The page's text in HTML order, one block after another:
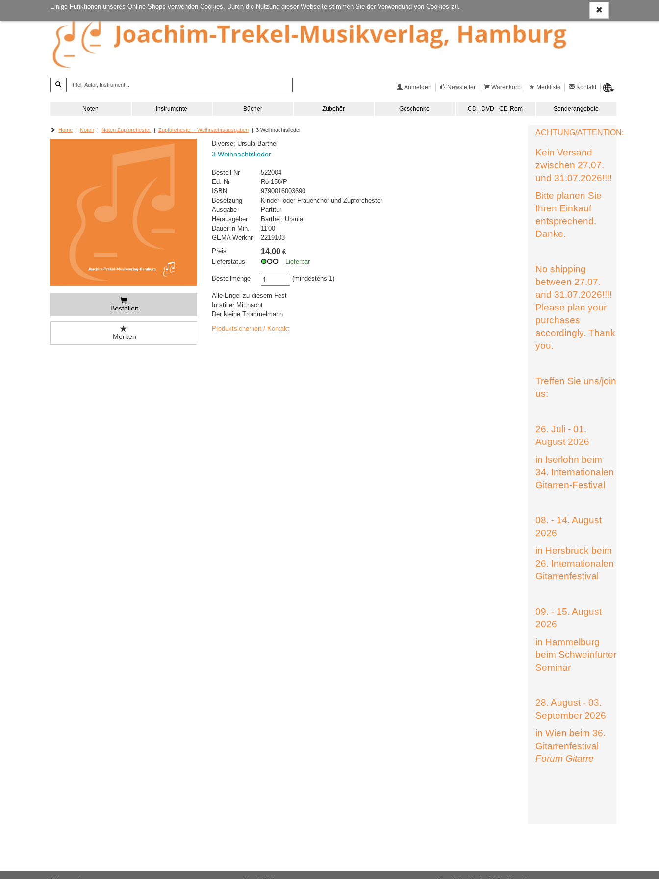
Einige Funktionen unseres Online-Shops verwenden Cookies. Durch die Nutzung dieser Webseite stimmen Sie der Verwendung von Cookies zu.
Anmelden Newsletter Warenkorb Merkliste Kontakt
Noten Instrumente Bücher Zubehör Geschenke CD - DVD - CD-Rom Sonderangebote
Home | Noten | Noten Zupforchester | Zupforchester - Weihnachtsausgaben | 3 Weihnachtslieder
Bestellen
Merken
Diverse; Ursula Barthel
3 Weihnachtslieder
Bestell-Nr
522004
Ed.-Nr
Rö 158/P
ISBN
9790016003690
Besetzung
Kinder- oder Frauenchor und Zupforchester
Ausgabe
Partitur
Herausgeber
Barthel, Ursula
Dauer in Min.
11'00
GEMA Werknr.
2219103
Preis
14,00 €
Lieferstatus
Lieferbar
Bestellmenge (mindestens 1)
Alle Engel zu diesem Fest
In stiller Mittnacht
Der kleine Trommelmann
Produktsicherheit / Kontakt
ACHTUNG/ATTENTION:
Kein Versand
zwischen 27.07.
und 31.07.2026!!!!
Bitte planen Sie
Ihren Einkauf
entsprechend.
Danke.
No shipping
between 27.07.
and 31.07.2026!!!!
Please plan your
purchases
accordingly. Thank
you.
Treffen Sie uns/join
us:
26. Juli - 01.
August 2026
in Iserlohn beim
34. Internationalen
Gitarren-Festival
08. - 14. August
2026
in Hersbruck beim
26. Internationalen
Gitarrenfestival
09. - 15. August
2026
in Hammelburg
beim Schweinfurter
Seminar
28. August - 03.
September 2026
in Wien beim 36.
Gitarrenfestival
Forum Gitarre